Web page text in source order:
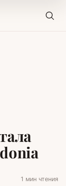
1 мин чтения